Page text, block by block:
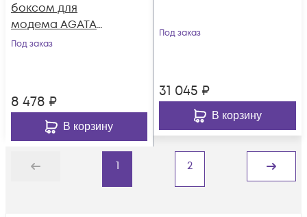
боксом для
модема AGATA
MIMO 2x2 BOX, HV-
Под заказ
8 478 ₽
В корзину
Под заказ
31 045 ₽
В корзину
Назад
1 2
Дальше